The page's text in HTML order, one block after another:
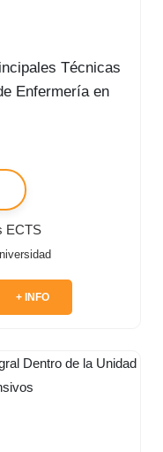
Técnicas
Enfermería en
ECTS
+ INFO